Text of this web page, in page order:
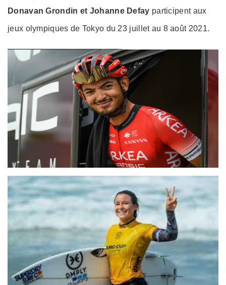
Donavan Grondin et Johanne Defay participent aux
jeux olympiques de Tokyo du 23 juillet au 8 août 2021.